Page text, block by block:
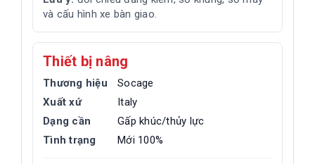
và cấu hình xe bàn giao.
Thiết bị nâng
Thương hiệu
Socage
Xuất xứ
Italy
Dạng cần
Gấp khúc/thủy lực
Tình trạng
Mới 100%